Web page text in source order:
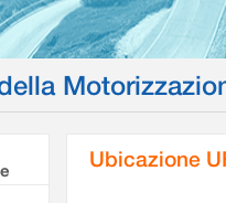
Ubicazione